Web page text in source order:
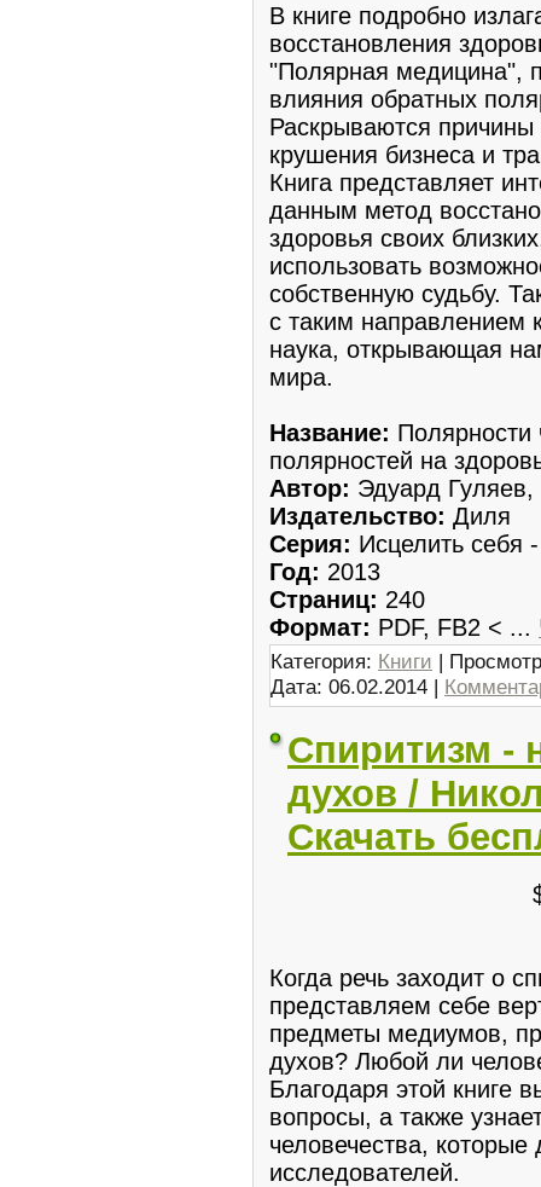
В книге подробно
восстановления
"Полярная медицина",
влияния обратных
Раскрываются
крушения бизнеса и
Книга представляет
данным метод
здоровья своих
использовать
собственную судьбу.
с таким направлением
наука, открывающая
мира.
Название: Полярности
полярностей на
Автор: Эдуард
Издательство: Диля
Серия: Исцелить себя
Год: 2013
Cтраниц: 240
Формат: PDF, FB2 < ...
Категория: Книги |
Дата: 06.02.2014 |
Спиритизм -
духов /
Скачать
Когда речь заходит о
представляем себе
предметы медиумов,
духов? Любой ли
Благодаря этой книге
вопросы, а также
человечества, которые
исследователей.